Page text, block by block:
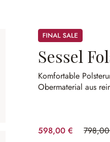
Sale
Sessel
Komfortable
Obermaterial aus
598,00 €